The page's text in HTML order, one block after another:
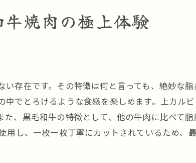
極上焼肉で心に残るひとときを
焼肉の魅力を再発見黒川駅での逸品
焼肉の楽しみ方とその美味しさの秘密
黒川駅での焼肉デートの楽しみ方
焼肉と合わせたい飲み物のおすすめ
焼肉の香りを楽しむ方法
焼肉の極上体験
存在です。その特徴は何と言っても、絶妙な
でとろけるような食感を楽しめます。上カル
、黒毛和牛の特徴として、他の牛肉に比べて
用し、一枚一枚丁寧にカットされているため、